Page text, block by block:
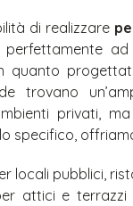
di realizzare
quanto
trovano
privati,
specifico,
locali pubblici,
attici e